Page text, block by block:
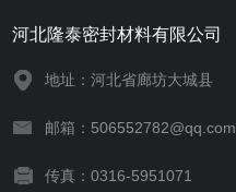
河北隆泰密封材料有限公司
地址：河北省廊坊大城县
邮箱：506552782@qq.com
传真：0316-5951071